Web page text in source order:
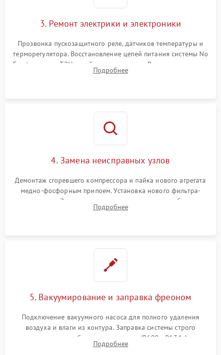
3. Ремонт электрики и электроники
Прозвонка пускозащитного реле, датчиков температуры и
терморегулятора. Восстановление цепей питания системы No
Frost, включая ТЭН оттайки и вентилятор. Ремонт или замена
платы управления при сбоях алгоритмов.
Подробнее
4. Замена неисправных узлов
Демонтаж сгоревшего компрессора и пайка нового агрегата
медно-фосфорным припоем. Установка нового фильтра-
осушителя. Замена изношенных вентиляторов обдува,
сломанных заслонок или поврежденных дверных петель.
Подробнее
5. Вакуумирование и заправка фреоном
Подключение вакуумного насоса для полного удаления
воздуха и влаги из контура. Заправка системы строго
дозированным объемом хладагента (R600a, R134a) по
электронным весам. Контроль рабочего давления в системе.
Подробнее